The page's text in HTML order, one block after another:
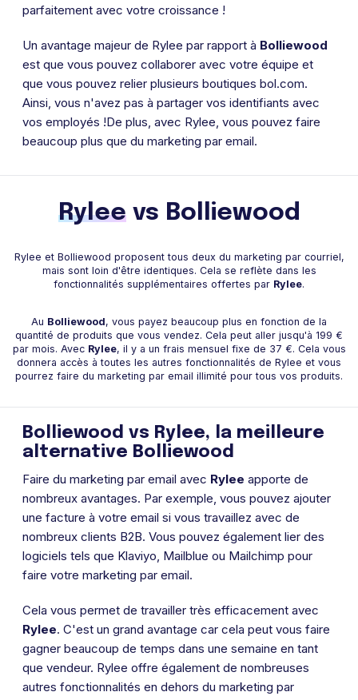
parfaitement avec votre croissance !
Un avantage majeur de Rylee par rapport à Bolliewood
est que vous pouvez collaborer avec votre équipe et
que vous pouvez relier plusieurs boutiques bol.com.
Ainsi, vous n'avez pas à partager vos identifiants avec
vos employés !De plus, avec Rylee, vous pouvez faire
beaucoup plus que du marketing par email.
Ryleevs Bolliewood
Rylee et Bolliewood proposent tous deux du marketing par courriel,
mais sont loin d'être identiques. Cela se reflète dans les
fonctionnalités supplémentaires offertes par Rylee.
Au Bolliewood, vous payez beaucoup plus en fonction de la
quantité de produits que vous vendez. Cela peut aller jusqu'à 199 €
par mois. Avec Rylee, il y a un frais mensuel fixe de 37 €. Cela vous
donnera accès à toutes les autres fonctionnalités de Rylee et vous
pourrez faire du marketing par email illimité pour tous vos produits.
Bolliewood vs Rylee, la meilleure
alternative Bolliewood
Faire du marketing par email avec Rylee apporte de
nombreux avantages. Par exemple, vous pouvez ajouter
une facture à votre email si vous travaillez avec de
nombreux clients B2B. Vous pouvez également lier des
logiciels tels que Klaviyo, Mailblue ou Mailchimp pour
faire votre marketing par email.
Cela vous permet de travailler très efficacement avec
Rylee. C'est un grand avantage car cela peut vous faire
gagner beaucoup de temps dans une semaine en tant
que vendeur. Rylee offre également de nombreuses
autres fonctionnalités en dehors du marketing par